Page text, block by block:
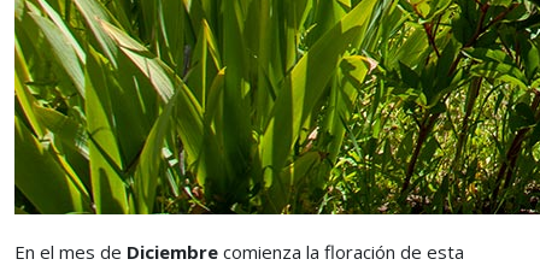
En el mes de Diciembre comienza la floración de esta